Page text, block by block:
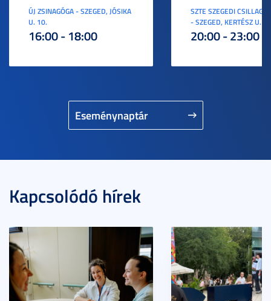
Eseménynaptár
ÚJ ZSINAGÓGA - SZEGED, JÓSIKA
U. 10.
16:00 - 18:00
SZTE SZEGEDI
- SZEGED, KERTÉSZ U. 3.
20:00 - 23:00
Kapcsolódó hírek